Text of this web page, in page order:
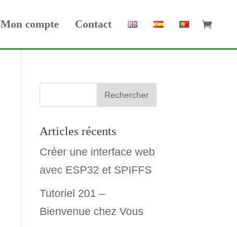
Mon compte Contact
Articles récents
Créer une interface web
avec ESP32 et SPIFFS
Tutoriel 201 –
Bienvenue chez Vous